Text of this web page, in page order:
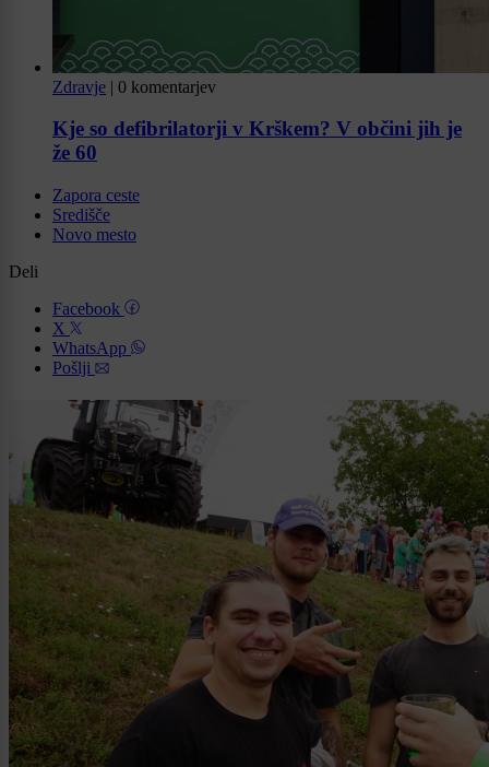
Zdravje | 0 komentarjev
Kje so defibrilatorji v Krškem? V občini jih je
že 60
Zapora ceste
Središče
Novo mesto
Deli
Facebook
X
WhatsApp
Pošlji